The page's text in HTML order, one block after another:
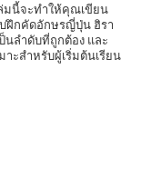
มนี้จะทำให้คุณเขียน
ฝึกคัดอักษรญี่ปุ่น ฮิรา
นลำดับที่ถูกต้อง และ
าะสำหรับผู้เริ่มต้นเรียน